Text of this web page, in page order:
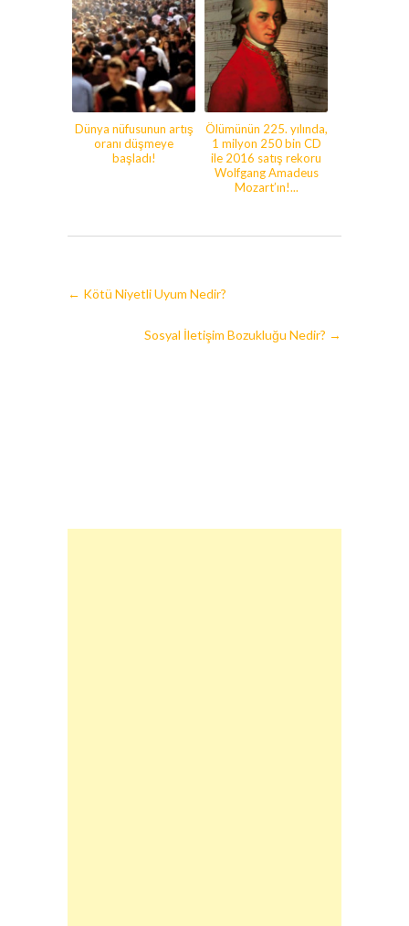
Dünya nüfusunun artış
oranı düşmeye
başladı!
Ölümünün 225. yılında,
1 milyon 250 bin CD
ile 2016 satış rekoru
Wolfgang Amadeus
Mozart’ın!...
← Kötü Niyetli Uyum Nedir?
Sosyal İletişim Bozukluğu Nedir? →